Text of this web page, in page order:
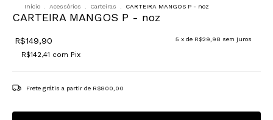
Início Acessórios Carteiras CARTEIRA MANGOS P - noz
CARTEIRA MANGOS P - noz
R$149,90 5 x de R$29,98 sem juros
R$142,41 com Pix
Frete grátis a partir de R$800,00